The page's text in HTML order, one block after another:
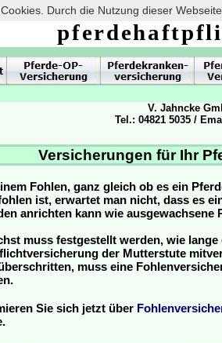
Durch die Nutzung dieser
Versicherungen für Ihr
Fohlen, ganz gleich ob es ein
ist, erwartet man nicht, dass es
anrichten kann wie ausgewachsene
muss festgestellt werden, wie lange
der Mutterstute
muss eine
Sie sich jetzt über
V. Jahncke
Tel.: 04821 5035 /